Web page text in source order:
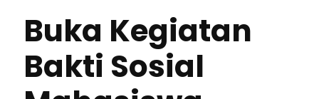
Buka Kegiatan
Bakti Sosial